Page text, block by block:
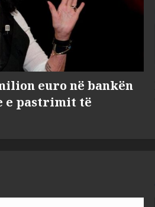
euro në bankën
e pastrimit të